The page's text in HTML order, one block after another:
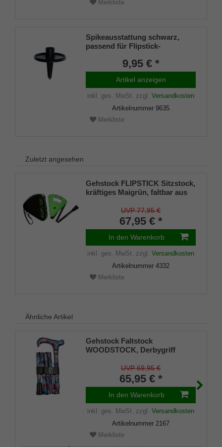
Merkliste
Spikeausstattung schwarz,
passend für Flipstick-
höhenverstellbare)
9,95 € *
Artikel anzeigen
inkl. ges. MwSt. zzgl. Versandkosten
Artikelnummer 9635
Merkliste
Zuletzt angesehen
Gehstock FLIPSTICK Sitzstock,
kräftiges Maigrün, faltbar aus
Klappsitz/Griff,inklusive
Gummipuffer und praktischer
Nylontasche.
UVP 77,95 €
67,95 € *
In den Warenkorb
inkl. ges. MwSt. zzgl. Versandkosten
Artikelnummer 4332
Merkliste
Ähnliche Artikel
Gehstock Faltstock
WOODSTOCK, Derbygriff
Leichtmetall, höhenverstellbar,
faltbar, inkl. Gummipuffer,
Halteklammer, Tasche.
UVP 69,95 €
65,95 € *
In den Warenkorb
inkl. ges. MwSt. zzgl. Versandkosten
Artikelnummer 2167
Merkliste